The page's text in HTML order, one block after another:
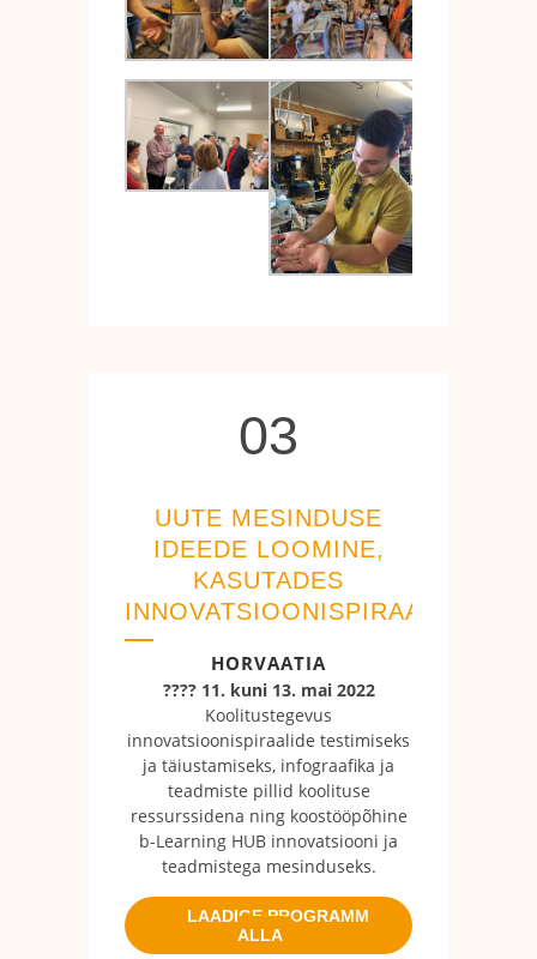
03
UUTE MESINDUSE
IDEEDE LOOMINE,
KASUTADES
INNOVATSIOONISPIRAALE
HORVAATIA
???? 11. kuni 13. mai 2022
Koolitustegevus
innovatsioonispiraalide testimiseks
ja täiustamiseks, infograafika ja
teadmiste pillid koolituse
ressurssidena ning koostööpõhine
b-Learning HUB innovatsiooni ja
teadmistega mesinduseks.
LAADIGE PROGRAMM
ALLA